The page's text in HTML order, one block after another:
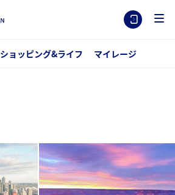
ショッピング&ライフ マイレージ